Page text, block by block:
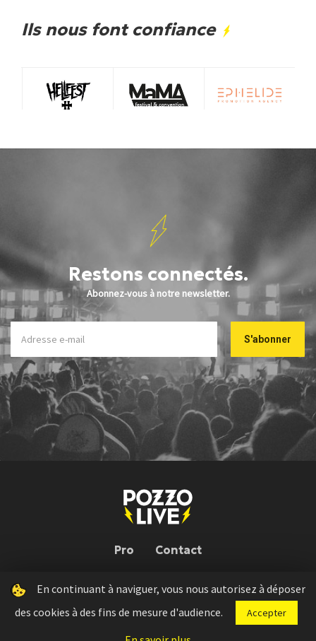
Ils nous font confiance
Restons connectés.
Abonnez-vous à notre newsletter.
Pro Contact
Pozzo Live © 2026 | Conception : Pozzo Team, avec l'aide deBloop
Press kit Règlement concours Mentions légales
En continuant à naviguer, vous nous autorisez à déposer
des cookies à des fins de mesure d'audience.
Accepter